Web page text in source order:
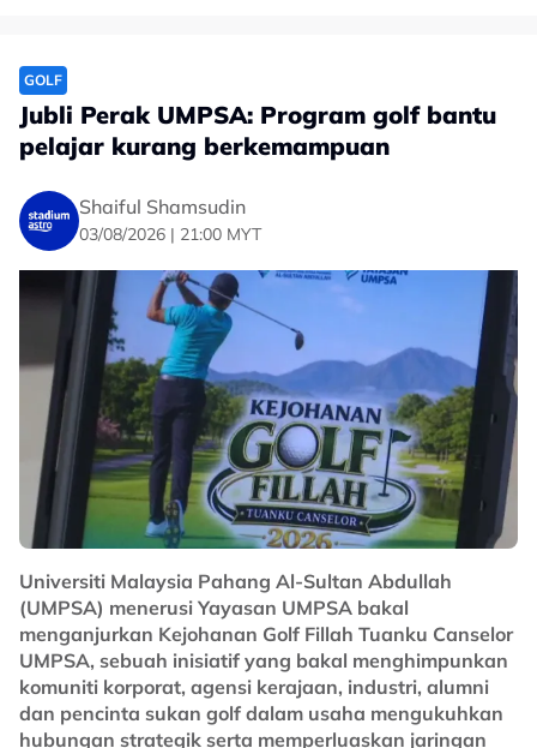
GOLF
Jubli Perak UMPSA: Program golf bantu
pelajar kurang berkemampuan
Shaiful Shamsudin
03/08/2026 | 21:00 MYT
Universiti Malaysia Pahang Al-Sultan Abdullah
(UMPSA) menerusi Yayasan UMPSA bakal
menganjurkan Kejohanan Golf Fillah Tuanku Canselor
UMPSA, sebuah inisiatif yang bakal menghimpunkan
komuniti korporat, agensi kerajaan, industri, alumni
dan pencinta sukan golf dalam usaha mengukuhkan
hubungan strategik serta memperluaskan jaringan